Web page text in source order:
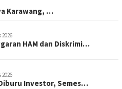
Karawang, …
2026
HAM dan Diskrimi…
2026
Investor, Semes…